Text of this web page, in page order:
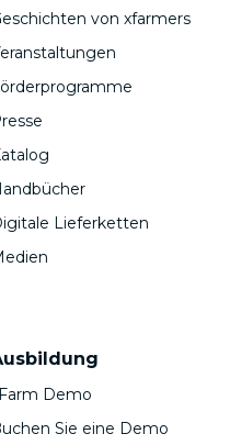
von xfarmers
Lieferketten
Demo
Sie eine Demo